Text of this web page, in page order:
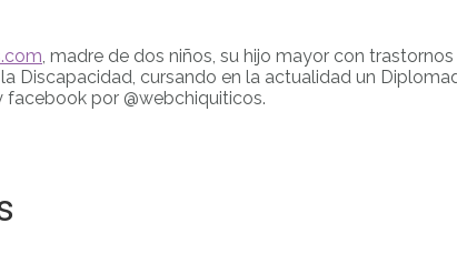
, madre de dos niños, su hijo mayor con
Discapacidad, cursando en la actualidad un
facebook por @webchiquiticos.